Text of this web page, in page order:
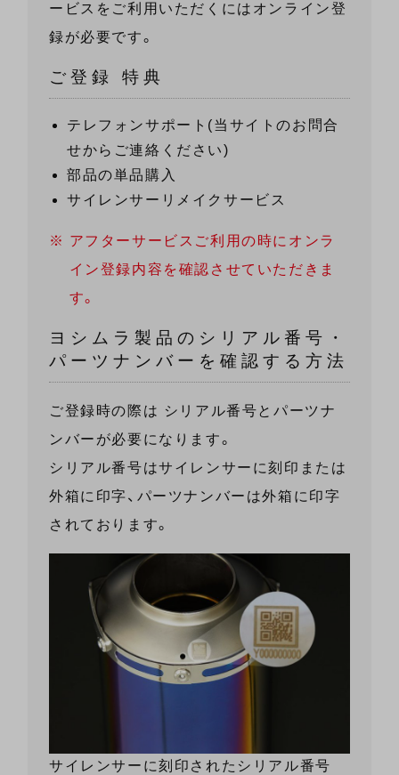
ービスをご利用いただくにはオンライン登
録が必要です。
ご登録 特典
テレフォンサポート(当サイトのお問合
せからご連絡ください)
部品の単品購入
サイレンサーリメイクサービス
アフターサービスご利用の時にオンラ
イン登録内容を確認させていただきま
す。
ヨシムラ製品のシリアル番号・
パーツナンバーを確認する方法
ご登録時の際は シリアル番号とパーツナ
ンバーが必要になります。
シリアル番号はサイレンサーに刻印または
外箱に印字、パーツナンバーは外箱に印字
されております。
サイレンサーに刻印されたシリアル番号